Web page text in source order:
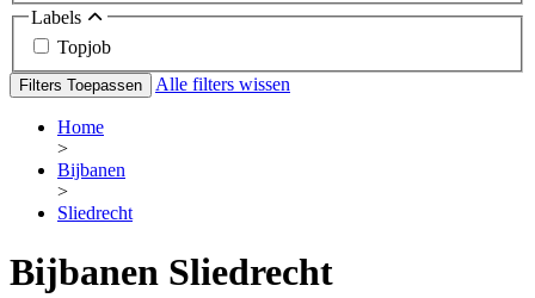
Labels
Topjob
Filters Toepassen Alle filters wissen
Home
>
Bijbanen
>
Sliedrecht
Bijbanen Sliedrecht